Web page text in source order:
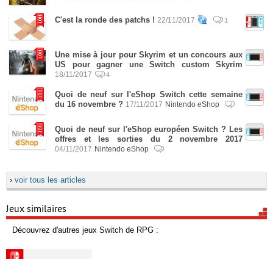
C'est la ronde des patchs ! 22/11/2017 1
Une mise à jour pour Skyrim et un concours aux
US pour gagner une Switch custom Skyrim
18/11/2017 4
Quoi de neuf sur l'eShop Switch cette semaine
du 16 novembre ? 17/11/2017 Nintendo eShop
Quoi de neuf sur l'eShop européen Switch ? Les
offres et les sorties du 2 novembre 2017
04/11/2017 Nintendo eShop
› voir tous les articles
Jeux similaires
Découvrez d'autres jeux Switch de RPG :